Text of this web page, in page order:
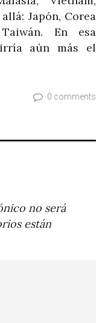
Japón, Corea
En esa
aún más el
0 comments
no será
están